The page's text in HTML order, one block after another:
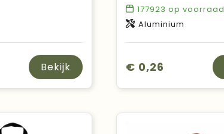
Bekijk
177923 op voorraad
Aluminium
€ 0,26